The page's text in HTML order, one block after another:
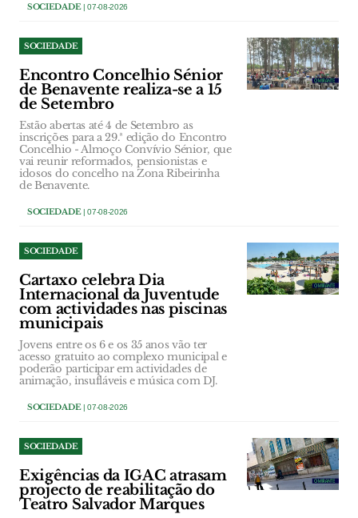
SOCIEDADE| 07-08-2026
SOCIEDADE
Encontro Concelhio Sénior
de Benavente realiza-se a 15
de Setembro
Estão abertas até 4 de Setembro as
inscrições para a 29.ª edição do Encontro
Concelhio - Almoço Convívio Sénior, que
vai reunir reformados, pensionistas e
idosos do concelho na Zona Ribeirinha
de Benavente.
SOCIEDADE| 07-08-2026
SOCIEDADE
Cartaxo celebra Dia
Internacional da Juventude
com actividades nas piscinas
municipais
Jovens entre os 6 e os 35 anos vão ter
acesso gratuito ao complexo municipal e
poderão participar em actividades de
animação, insufláveis e música com DJ.
SOCIEDADE| 07-08-2026
SOCIEDADE
Exigências da IGAC atrasam
projecto de reabilitação do
Teatro Salvador Marques